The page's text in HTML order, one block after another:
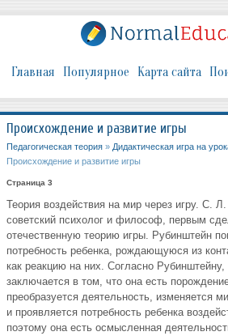
Главная Популярное Карта сайта
Происхождение и развитие игры
Педагогическая теория » Дидактическая игра на
Происхождение и развитие игры
Страница 3
Теория воздействия на мир через игру. С.
советский психолог и философ, первым
отечественную теорию игры. Рубинштейн
потребность ребенка, рождающуюся из
как реакцию на них. Согласно
заключается в том, что она есть
преобразуется деятельность, изменяется
и проявляется потребность ребенка
поэтому она есть осмысленная